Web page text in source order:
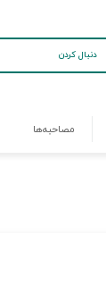
دنبال کردن
مصاحبه‌ها